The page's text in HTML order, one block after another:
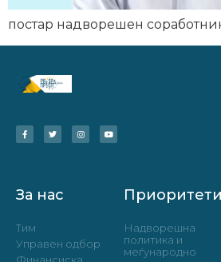
постар надворешен
За нас
Тим
Управен одбор
Приоритети
Надворешна
политика и
меѓународно